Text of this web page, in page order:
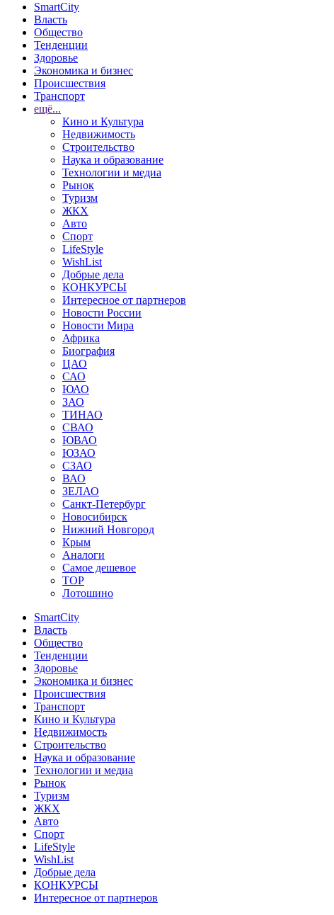
SmartCity
Власть
Общество
Тенденции
Здоровье
Экономика и бизнес
Происшествия
Транспорт
ещё...
Кино и Культура
Недвижимость
Строительство
Наука и образование
Технологии и медиа
Рынок
Туризм
ЖКХ
Авто
Спорт
LifeStyle
WishList
Добрые дела
КОНКУРСЫ
Интересное от партнеров
Новости России
Новости Мира
Африка
Биография
ЦАО
САО
ЮАО
ЗАО
ТИНАО
СВАО
ЮВАО
ЮЗАО
СЗАО
ВАО
ЗЕЛАО
Санкт-Петербург
Новосибирск
Нижний Новгород
Крым
Аналоги
Самое дешевое
TOP
Лотошино
SmartCity
Власть
Общество
Тенденции
Здоровье
Экономика и бизнес
Происшествия
Транспорт
Кино и Культура
Недвижимость
Строительство
Наука и образование
Технологии и медиа
Рынок
Туризм
ЖКХ
Авто
Спорт
LifeStyle
WishList
Добрые дела
КОНКУРСЫ
Интересное от партнеров